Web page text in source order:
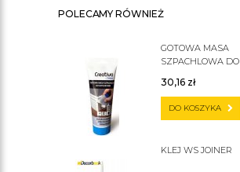
POLECAMY RÓWNIEŻ
GOTOWA MASA
SZPACHLOWA DO
30,16 zł
DO KOSZYKA
KLEJ WS JOINER